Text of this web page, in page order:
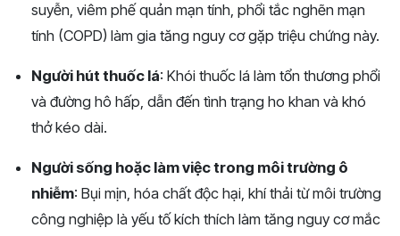
suyễn, viêm phế quản mạn tính, phổi tắc nghẽn mạn
tính (COPD) làm gia tăng nguy cơ gặp triệu chứng này.
Người hút thuốc lá: Khói thuốc lá làm tổn thương phổi
và đường hô hấp, dẫn đến tình trạng ho khan và khó
thở kéo dài.
Người sống hoặc làm việc trong môi trường ô
nhiễm: Bụi mịn, hóa chất độc hại, khí thải từ môi trường
công nghiệp là yếu tố kích thích làm tăng nguy cơ mắc